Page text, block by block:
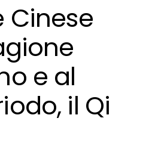
Cinese
e al
il Qi